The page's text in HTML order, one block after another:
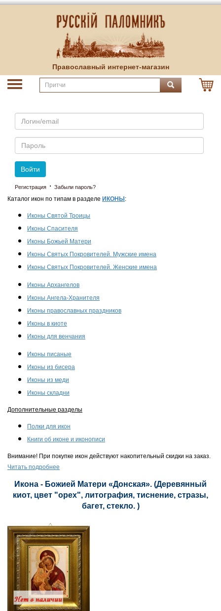
Православный интернет-магазин
Email
Пароль
Войти
Регистрация · Забыли пароль?
Каталог икон по типам в разделе ИКОНЫ :
Иконы Святой Троицы
Иконы Спасителя
Иконы Божьей Матери
Иконы Святых Покровителей. Мужские имена
Иконы Святых Покровителей. Женские имена
Иконы Архангелов
Иконы Ангела-Хранителя
Иконы православных праздников
Иконы в киоте
Иконы для венчания
Иконы писаные
Иконы из бисера
Иконы из меди
Иконы складни
Дополнительные разделы
Полки для икон
Книги об иконе и иконописи
Внимание! При покупке икон действуют накопительный скидки на заказ.
Читать подробнее
Икона - Божией Матери «Донская». (Деревянный
киот, цвет "орех", литография, тиснение, стразы,
багет, стекло. )